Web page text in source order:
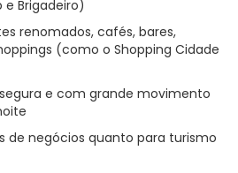
Brigadeiro)
renomados, cafés, bares,
(como o Shopping Cidade
e com grande movimento
de negócios quanto para turismo